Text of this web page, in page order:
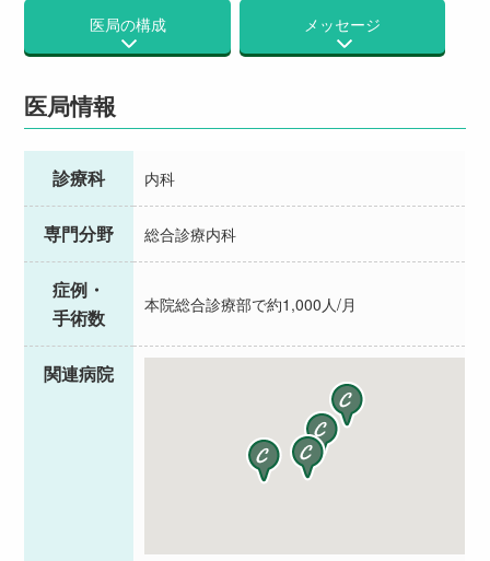
医局の構成 メッセージ
医局情報
診療科 内科
専門分野 総合診療内科
症例・
手術数
本院総合診療部で約1,000人/月
関連病院